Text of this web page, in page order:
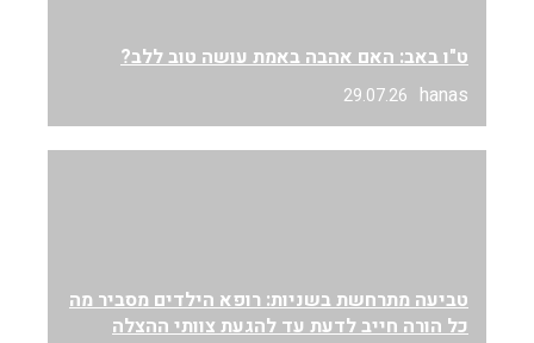
ט"ו באב: האם אהבה באמת עושה טוב ללב?
hanas
29.07.26
טביעה מתרחשת בשניות: רופא הילדים מסביר מה
כל הורה חייב לדעת עד להגעת צוותי ההצלה